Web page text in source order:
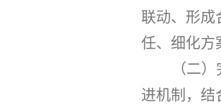
联动、形成
任、细化方
（二）
进机制 ， 结